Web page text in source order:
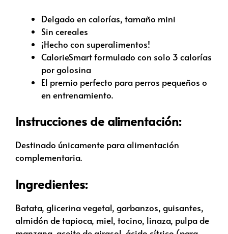
Delgado en calorías, tamaño mini
Sin cereales
¡Hecho con superalimentos!
CalorieSmart formulado con solo 3 calorías
por golosina
El premio perfecto para perros pequeños o
en entrenamiento.
Instrucciones de alimentación:
Destinado únicamente para alimentación
complementaria.
Ingredientes:
Batata, glicerina vegetal, garbanzos, guisantes,
almidón de tapioca, miel, tocino, linaza, pulpa de